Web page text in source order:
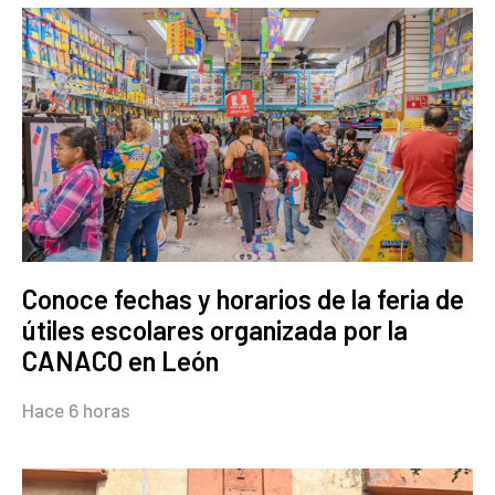
Conoce fechas y horarios de la feria de
útiles escolares organizada por la
CANACO en León
Hace 6 horas